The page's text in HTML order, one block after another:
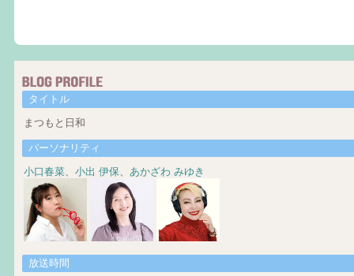
タイトル
まつもと日和
パーソナリティ
小口春菜、 小出 伊保、 あかざわ みゆき
放送時間